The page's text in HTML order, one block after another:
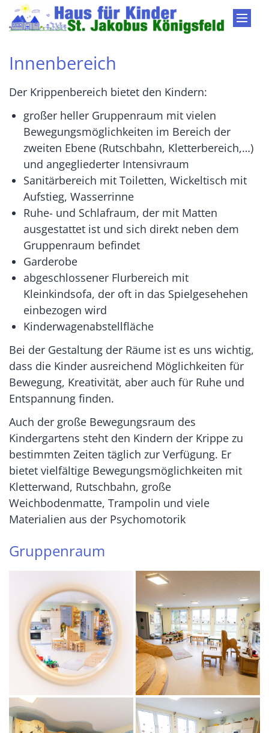
Zum Inhalt springen
Innenbereich
Der Krippenbereich bietet den Kindern:
großer heller Gruppenraum mit vielen
Bewegungsmöglichkeiten im Bereich der
zweiten Ebene (Rutschbahn, Kletterbereich,…)
und angegliederter Intensivraum
Sanitärbereich mit Toiletten, Wickeltisch mit
Aufstieg, Wasserrinne
Ruhe- und Schlafraum, der mit Matten
ausgestattet ist und sich direkt neben dem
Gruppenraum befindet
Garderobe
abgeschlossener Flurbereich mit
Kleinkindsofa, der oft in das Spielgesehehen
einbezogen wird
Kinderwagenabstellfläche
Bei der Gestaltung der Räume ist es uns wichtig,
dass die Kinder ausreichend Möglichkeiten für
Bewegung, Kreativität, aber auch für Ruhe und
Entspannung finden.
Auch der große Bewegungsraum des
Kindergartens steht den Kindern der Krippe zu
bestimmten Zeiten täglich zur Verfügung. Er
bietet vielfältige Bewegungsmöglichkeiten mit
Kletterwand, Rutschbahn, große
Weichbodenmatte, Trampolin und viele
Materialien aus der Psychomotorik
Gruppenraum